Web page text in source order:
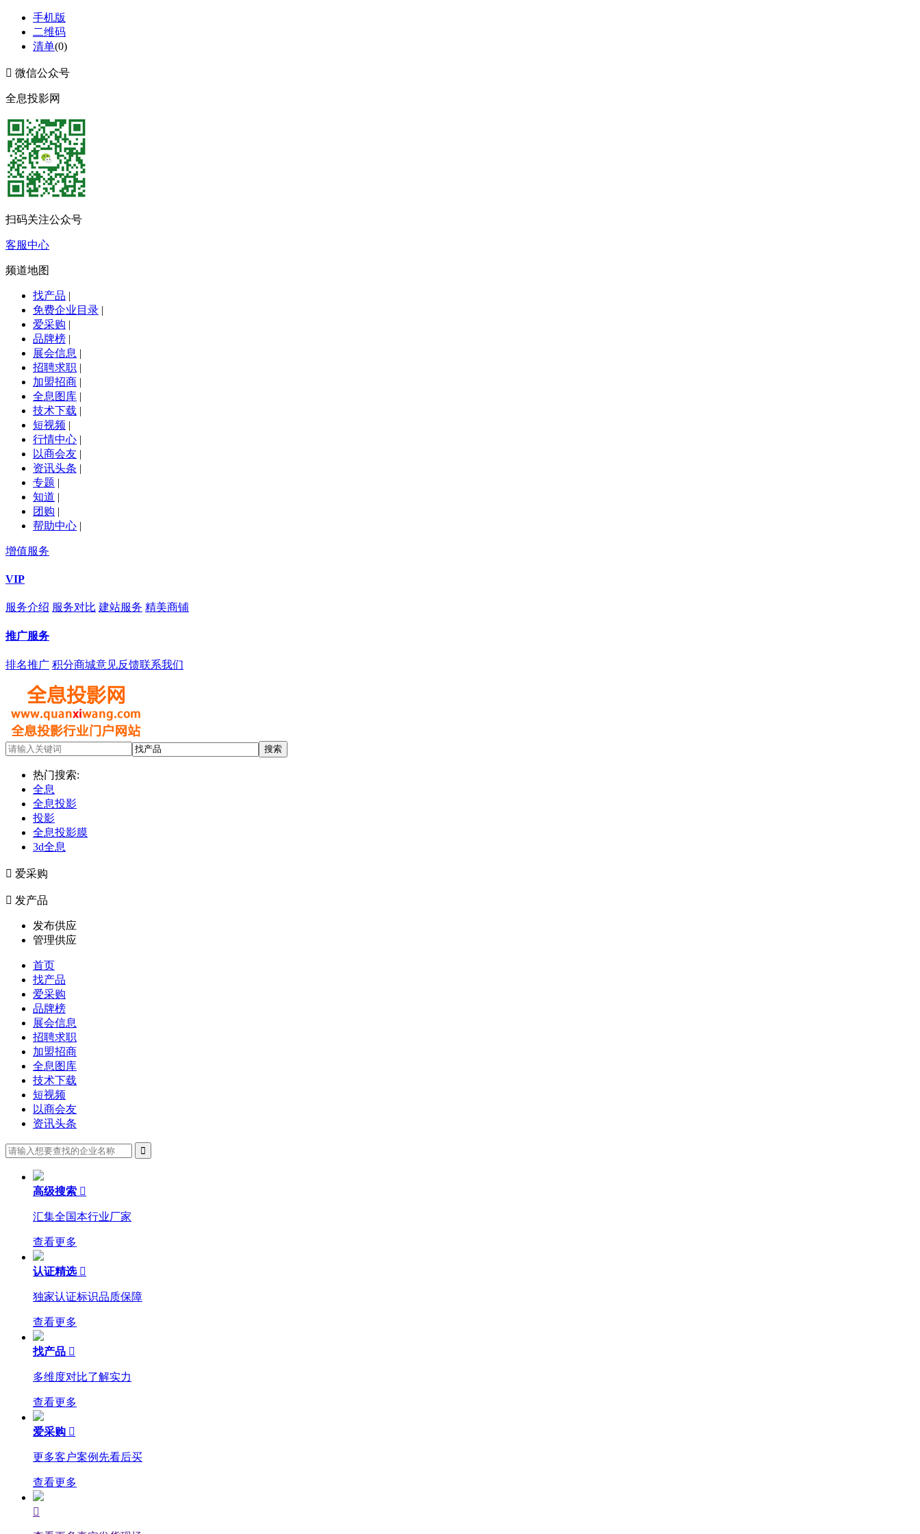
手机版
二维码
清单(0)
 微信公众号
全息投影网
扫码关注公众号
客服中心
频道地图
找产品 |
免费企业目录 |
爱采购 |
品牌榜 |
展会信息 |
招聘求职 |
加盟招商 |
全息图库 |
技术下载 |
短视频 |
行情中心 |
以商会友 |
资讯头条 |
专题 |
知道 |
团购 |
帮助中心 |
增值服务
VIP
服务介绍 服务对比 建站服务 精美商铺
推广服务
排名推广 积分商城意见反馈联系我们
热门搜索:
全息
全息投影
投影
全息投影膜
3d全息
 爱采购
 发产品
发布供应
管理供应
首页
找产品
爱采购
品牌榜
展会信息
招聘求职
加盟招商
全息图库
技术下载
短视频
以商会友
资讯头条
高级搜索 
汇集全国本行业厂家
查看更多
认证精选 
独家认证标识品质保障
查看更多
找产品 
多维度对比了解实力
查看更多
爱采购 
更多客户案例先看后买
查看更多
